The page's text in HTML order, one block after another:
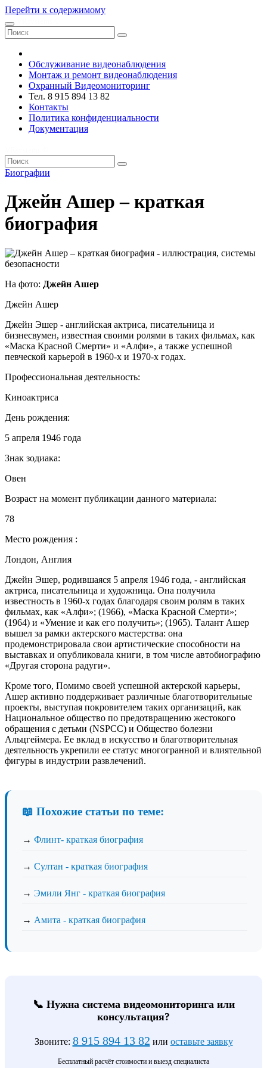
Перейти к содержимому
Обслуживание видеонаблюдения
Монтаж и ремонт видеонаблюдения
Охранный Видеомониторинг
Тел. 8 915 894 13 82
Контакты
Политика конфиденциальности
Документация
Биографии
Джейн Ашер – краткая
биография
На фото: Джейн Ашер
Джейн Ашер
Джейн Эшер - английская актриса, писательница и
бизнесвумен, известная своими ролями в таких фильмах, как
«Маска Красной Смерти» и «Алфи», а также успешной
певческой карьерой в 1960-х и 1970-х годах.
Профессиональная деятельность:
Киноактриса
День рождения:
5 апреля 1946 года
Знак зодиака:
Овен
Возраст на момент публикации данного материала:
78
Место рождения :
Лондон, Англия
Джейн Эшер, родившаяся 5 апреля 1946 года, - английская
актриса, писательница и художница. Она получила
известность в 1960-х годах благодаря своим ролям в таких
фильмах, как «Алфи»; (1966), «Маска Красной Смерти»;
(1964) и «Умение и как его получить»; (1965). Талант Ашер
вышел за рамки актерского мастерства: она
продемонстрировала свои артистические способности на
выставках и опубликовала книги, в том числе автобиографию
«Другая сторона радуги».
Кроме того, Помимо своей успешной актерской карьеры,
Ашер активно поддерживает различные благотворительные
проекты, выступая покровителем таких организаций, как
Национальное общество по предотвращению жестокого
обращения с детьми (NSPCC) и Общество болезни
Альцгеймера. Ее вклад в искусство и благотворительная
деятельность укрепили ее статус многогранной и влиятельной
фигуры в индустрии развлечений.
📖 Похожие статьи по теме:
→ Флинт- краткая биография
→ Султан - краткая биография
→ Эмили Янг - краткая биография
→ Амита - краткая биография
📞 Нужна система видеомониторинга или
консультация?
Звоните: 8 915 894 13 82 или оставьте заявку
Бесплатный расчёт стоимости и выезд специалиста